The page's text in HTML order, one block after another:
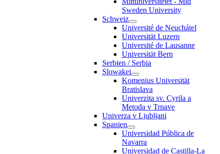
Sweden University
Schweiz
Université de Neuchátel
Universität Luzern
Université de Lausanne
Universität Bern
Serbien / Serbia
Slowakei
Komenius Universität
Bratislava
Univerzita sv. Cyrila a
Metoda v Trnave
Univerza v Ljubljani
Spanien
Universidad Pública de
Navarra
Universidad de Castilla-La